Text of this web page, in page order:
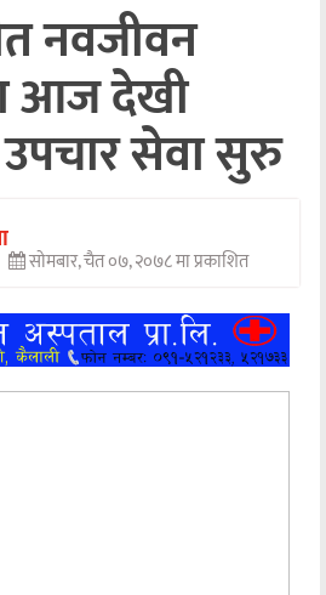
नवजीवन
आज देखी
सेवा सुरु
सोमबार, चैत ०७, २०७८ मा प्रकाशित